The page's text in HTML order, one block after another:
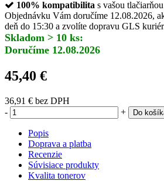
100% kompatibilita s vašou tlačiarňou
Objednávku Vám doručíme 12.08.2026,
deň do 15:30 a zvolíte dopravu GLS
Skladom > 10 ks:
Doručíme 12.08.2026
45,40 €
36,91 € bez DPH
-
+ Do
Popis
Doprava a platba
Recenzie
Súvisiace produkty
Kvalita tonerov